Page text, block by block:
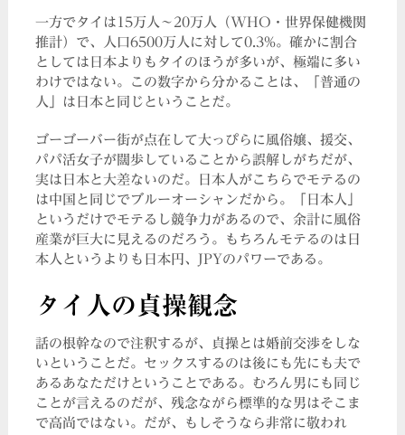
一方でタイは15万人〜20万人（WHO・世界保健機関
推計）で、人口6500万人に対して0.3%。確かに割合
としては日本よりもタイのほうが多いが、極端に多い
わけではない。この数字から分かることは、「普通の
人」は日本と同じということだ。
ゴーゴーバー街が点在して大っぴらに風俗嬢、援交、
パパ活女子が闊歩していることから誤解しがちだが、
実は日本と大差ないのだ。日本人がこちらでモテるの
は中国と同じでブルーオーシャンだから。「日本人」
というだけでモテるし競争力があるので、余計に風俗
産業が巨大に見えるのだろう。もちろんモテるのは日
本人というよりも日本円、JPYのパワーである。
タイ人の貞操観念
話の根幹なので注釈するが、貞操とは婚前交渉をしな
いということだ。セックスするのは後にも先にも夫で
あるあなただけということである。むろん男にも同じ
ことが言えるのだが、残念ながら標準的な男はそこま
で高尚ではない。だが、もしそうなら非常に敬われ